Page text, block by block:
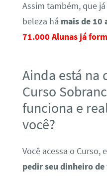
Assim também, que
beleza há mais de 10
71.000 Alunas já
Ainda está na
Curso
funciona e
você?
Você acessa o Curso, e
pedir seu dinheiro